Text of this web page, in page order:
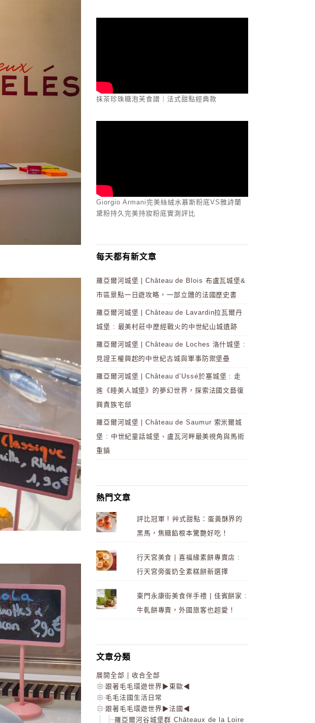
抹茶珍珠糖泡芙食譜｜法式甜點經典款
Giorgio Armani完美絲絨水慕斯粉底VS雅詩蘭
黛粉持久完美持妝粉底實測評比
每天都有新文章
羅亞爾河城堡 | Château de Blois 布盧瓦城堡&
市區景點一日遊攻略，一部立體的法國歷史書
羅亞爾河城堡 | Château de Lavardin拉瓦爾丹
城堡 : 最美村莊中歷經戰火的中世紀山城遺跡
羅亞爾河城堡 | Château de Loches 洛什城堡 :
見證王權興起的中世紀古城與軍事防禦堡壘
羅亞爾河城堡 | Château d’Ussé於塞城堡 : 走
進《睡美人城堡》的夢幻世界，探索法國文藝復
興貴族宅邸
羅亞爾河城堡 | Château de Saumur 索米爾城
堡 : 中世紀童話城堡、盧瓦河畔最美視角與馬術
重鎮
熱門文章
評比冠軍 ! 艸式甜點：蛋黃酥界的
黑馬，焦糖餡根本驚艷好吃！
行天宮美食 | 喜福緣素餅專賣店 :
行天宮旁蛋奶全素糕餅新選擇
東門永康街美食伴手禮 | 佳賓餅家 :
牛軋餅專賣，外國旅客也超愛！
文章分類
展開全部
收合全部
跟著毛毛環遊世界▶東歐◀
毛毛法國生活日常
跟著毛毛環遊世界▶法國◀
羅亞爾河谷城堡群 Châteaux de la Loire